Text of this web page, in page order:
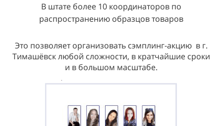
В штате более 10 координаторов по
распространению образцов товаров
Это позволяет организовать сэмплинг-акцию в г.
Тимашёвск любой сложности, в кратчайшие сроки
и в большом масштабе.